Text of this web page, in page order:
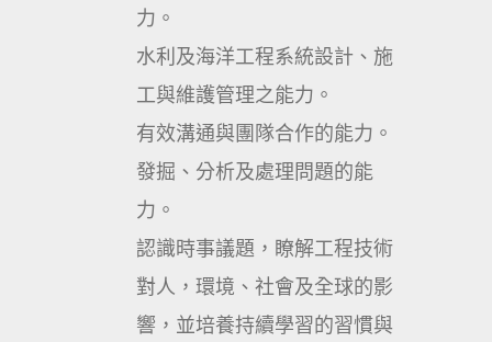
力。
水利及海洋工程系統設計、施
工與維護管理之能力。
有效溝通與團隊合作的能力。
發掘、分析及處理問題的能
力。
認識時事議題，瞭解工程技術
對人，環境、社會及全球的影
響，並培養持續學習的習慣與